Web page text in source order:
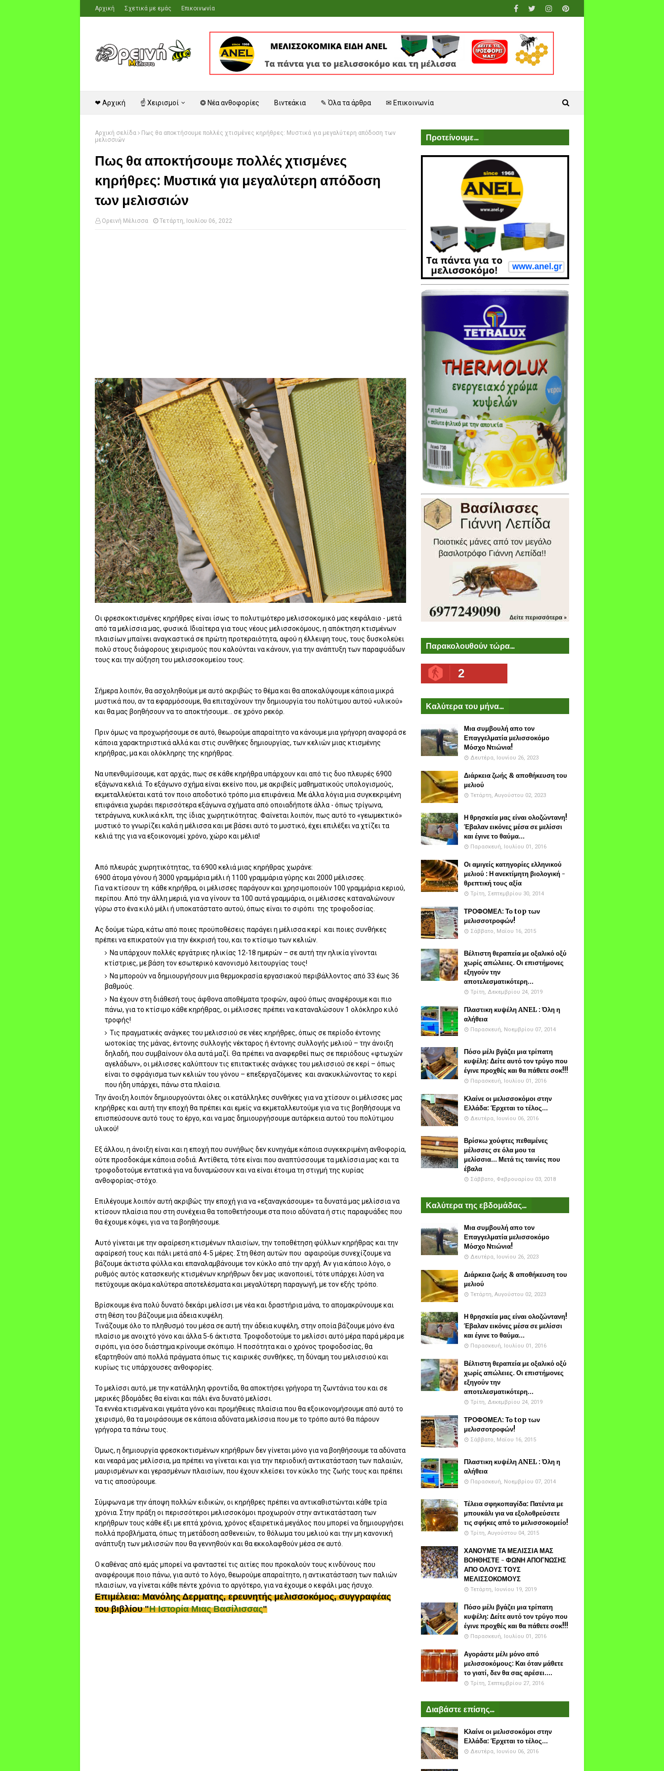
Αρχική Σχετικά με εμάς Επικοινωνία
❤ Αρχική ☝ Χειρισμοί ❂ Νέα ανθοφορίες Βιντεάκια ✎ Όλα τα άρθρα ✉ Επικοινωνία
Αρχική σελίδα
Πως θα αποκτήσουμε πολλές χτισμένες κηρήθρες: Μυστικά για μεγαλύτερη απόδοση των
μελισσιών
Πως θα αποκτήσουμε πολλές χτισμένες
κηρήθρες: Μυστικά για μεγαλύτερη απόδοση
των μελισσιών
Ορεινή Μέλισσα Τετάρτη, Ιουλίου 06, 2022
Οι φρεσκοκτισμένες κηρήθρες είναι ίσως το πολυτιμότερο μελισσοκομικό μας κεφάλαιο - μετά
από τα μελίσσια μας, φυσικά. Ιδιαίτερα για τους νέους μελισσοκόμους, η απόκτηση κτισμένων
πλαισίων μπαίνει αναγκαστικά σε πρώτη προτεραιότητα, αφού η έλλειψη τους, τους δυσκολεύει
πολύ στους διάφορους χειρισμούς που καλούνται να κάνουν, για την ανάπτυξη των παραφυάδων
τους και την αύξηση του μελισσοκομείου τους.
Σήμερα λοιπόν, θα ασχοληθούμε με αυτό ακριβώς το θέμα και θα αποκαλύψουμε κάποια μικρά
μυστικά που, αν τα εφαρμόσουμε, θα επιταχύνουν την δημιουργία του πολύτιμου αυτού «υλικού»
και θα μας βοηθήσουν να το αποκτήσουμε... σε χρόνο ρεκόρ.
Πριν όμως να προχωρήσουμε σε αυτό, θεωρούμε απαραίτητο να κάνουμε μια γρήγορη αναφορά σε
κάποια χαρακτηριστικά αλλά και στις συνθήκες δημιουργίας, των κελιών μιας κτισμένης
κηρήθρας, μα και ολόκληρης της κηρήθρας.
Να υπενθυμίσουμε, κατ αρχάς, πως σε κάθε κηρήθρα υπάρχουν και από τις δυο πλευρές 6900
εξάγωνα κελιά. Το εξάγωνο σχήμα είναι εκείνο που, με ακριβείς μαθηματικούς υπολογισμούς,
εκμεταλλεύεται κατά τον ποιο αποδοτικό τρόπο μια επιφάνεια. Με άλλα λόγια μια συγκεκριμένη
επιφάνεια χωράει περισσότερα εξάγωνα σχήματα από οποιαδήποτε άλλα - όπως τρίγωνα,
τετράγωνα, κυκλικά κλπ, της ίδιας χωρητικότητας. Φαίνεται λοιπόν, πως αυτό το «γεωμεκτικό»
μυστικό το γνωρίζει καλά η μέλισσα και με βάσει αυτό το μυστικό, έχει επιλέξει να χτίζει τα
κελιά της για να εξοικονομεί χρόνο, χώρο και μέλια!
Από πλευράς χωρητικότητας, τα 6900 κελιά μιας κηρήθρας χωράνε:
6900 άτομα γόνου ή 3000 γραμμάρια μέλι ή 1100 γραμμάρια γύρης και 2000 μέλισσες.
Για να κτίσουν τη κάθε κηρήθρα, οι μέλισσες παράγουν και χρησιμοποιούν 100 γραμμάρια κεριού,
περίπου. Από την άλλη μεριά, για να γίνουν τα 100 αυτά γραμμάρια, οι μέλισσες καταναλώνουν
γύρω στο ένα κιλό μέλι ή υποκατάστατο αυτού, όπως είναι το σιρόπι της τροφοδοσίας.
Ας δούμε τώρα, κάτω από ποιες προϋποθέσεις παράγει η μέλισσα κερί και ποιες συνθήκες
πρέπει να επικρατούν για την έκκρισή του, και το κτίσιμο των κελιών.
Να υπάρχουν πολλές εργάτριες ηλικίας 12-18 ημερών – σε αυτή την ηλικία γίνονται
κτίστριες, με βάση τον εσωτερικό κανονισμό λειτουργίας τους!
Να μπορούν να δημιουργήσουν μια θερμοκρασία εργασιακού περιβάλλοντος από 33 έως 36
βαθμούς.
Να έχουν στη διάθεσή τους άφθονα αποθέματα τροφών, αφού όπως αναφέρουμε και πιο
πάνω, για το κτίσιμο κάθε κηρήθρας, οι μέλισσες πρέπει να καταναλώσουν 1 ολόκληρο κιλό
τροφής!
Τις πραγματικές ανάγκες του μελισσιού σε νέες κηρήθρες, όπως σε περίοδο έντονης
ωοτοκίας της μάνας, έντονης συλλογής νέκταρος ή έντονης συλλογής μελιού – την άνοιξη
δηλαδή, που συμβαίνουν όλα αυτά μαζί. Θα πρέπει να αναφερθεί πως σε περιόδους «φτωχών
αγελάδων», οι μέλισσες καλύπτουν τις επιτακτικές ανάγκες του μελισσιού σε κερί – όπως
είναι το σφράγισμα των κελιών του γόνου – επεξεργαζόμενες και ανακυκλώνοντας το κερί
που ήδη υπάρχει, πάνω στα πλαίσια.
Την άνοιξη λοιπόν δημιουργούνται όλες οι κατάλληλες συνθήκες για να χτίσουν οι μέλισσες μας
κηρήθρες και αυτή την εποχή θα πρέπει και εμείς να εκμεταλλευτούμε για να τις βοηθήσουμε να
επισπεύσουνε αυτό τους το έργο, και να μας δημιουργήσουμε αυτάρκεια αυτού του πολύτιμου
υλικού!
Εξ άλλου, η άνοιξη είναι και η εποχή που συνήθως δεν κυνηγάμε κάποια συγκεκριμένη ανθοφορία,
ούτε προσδοκάμε κάποια σοδιά. Αντίθετα, τότε είναι που αναπτύσσουμε τα μελίσσια μας και τα
τροφοδοτούμε εντατικά για να δυναμώσουν και να είναι έτοιμα τη στιγμή της κυρίας
ανθοφορίας-στόχο.
Επιλέγουμε λοιπόν αυτή ακριβώς την εποχή για να «εξαναγκάσουμε» τα δυνατά μας μελίσσια να
κτίσουν πλαίσια που στη συνέχεια θα τοποθετήσουμε στα ποιο αδύνατα ή στις παραφυάδες που
θα έχουμε κόψει, για να τα βοηθήσουμε.
Αυτό γίνεται με την αφαίρεση κτισμένων πλαισίων, την τοποθέτηση φύλλων κηρήθρας και την
αφαίρεσή τους και πάλι μετά από 4-5 μέρες. Στη θέση αυτών που αφαιρούμε συνεχίζουμε να
βάζουμε άκτιστα φύλλα και επαναλαμβάνουμε τον κύκλο από την αρχή. Αν για κάποιο λόγο, ο
ρυθμός αυτός κατασκευής κτισμένων κηρήθρων δεν μας ικανοποιεί, τότε υπάρχει λύση να
πετύχουμε ακόμα καλύτερα αποτελέσματα και μεγαλύτερη παραγωγή, με τον εξής τρόπο.
Βρίσκουμε ένα πολύ δυνατό δεκάρι μελίσσι με νέα και δραστήρια μάνα, το απομακρύνουμε και
στη θέση του βάζουμε μια άδεια κυψέλη.
Τινάζουμε όλο το πληθυσμό του μέσα σε αυτή την άδεια κυψέλη, στην οποία βάζουμε μόνο ένα
πλαίσιο με ανοιχτό γόνο και άλλα 5-6 άκτιστα. Τροφοδοτούμε το μελίσσι αυτό μέρα παρά μέρα με
σιρόπι, για όσο διάστημα κρίνουμε σκόπιμο. Η ποσότητα και ο χρόνος τροφοδοσίας, θα
εξαρτηθούν από πολλά πράγματα όπως τις καιρικές συνθήκες, τη δύναμη του μελισσιού και
κυρίως τις υπάρχουσες ανθοφορίες.
Το μελίσσι αυτό, με την κατάλληλη φροντίδα, θα αποκτήσει γρήγορα τη ζωντάνια του και σε
μερικές βδομάδες θα είναι και πάλι ένα δυνατό μελίσσι.
Τα εννέα κτισμένα και γεμάτα γόνο και προμήθειες πλαίσια που θα εξοικονομήσουμε από αυτό το
χειρισμό, θα τα μοιράσουμε σε κάποια αδύνατα μελίσσια που με το τρόπο αυτό θα πάρουν
γρήγορα τα πάνω τους.
Όμως, η δημιουργία φρεσκοκτισμένων κηρήθρων δεν γίνεται μόνο για να βοηθήσουμε τα αδύνατα
και νεαρά μας μελίσσια, μα πρέπει να γίνεται και για την περιοδική αντικατάσταση των παλαιών,
μαυρισμένων και γερασμένων πλαισίων, που έχουν κλείσει τον κύκλο της ζωής τους και πρέπει
να τις αποσύρουμε.
Σύμφωνα με την άποψη πολλών ειδικών, οι κηρήθρες πρέπει να αντικαθιστώνται κάθε τρία
χρόνια. Στην πράξη οι περισσότεροι μελισσοκόμοι προχωρούν στην αντικατάσταση των
κηρήθρων τους κάθε έξι με επτά χρόνια, χρόνος εξαιρετικά μεγάλος που μπορεί να δημιουργήσει
πολλά προβλήματα, όπως τη μετάδοση ασθενειών, το θόλωμα του μελιού και την μη κανονική
ανάπτυξη των μελισσών που θα γεννηθούν και θα εκκολαφθούν μέσα σε αυτό.
Ο καθένας από εμάς μπορεί να φανταστεί τις αιτίες που προκαλούν τους κινδύνους που
αναφέρουμε ποιο πάνω, για αυτό το λόγο, θεωρούμε απαραίτητο, η αντικατάσταση των παλιών
πλαισίων, να γίνεται κάθε πέντε χρόνια το αργότερο, για να έχουμε ο κεφάλι μας ήσυχο.
Επιμέλεια: Μανόλης Δερματης, ερευνητής μελισσοκόμος, συγγραφέας
του βιβλίου "Η Ιστορία Μιας Βασίλισσας"
Προτείνουμε...
Παρακολουθούν τώρα...
2
Καλύτερα του μήνα...
Μια συμβουλή απο τον
Επαγγελματία μελισσοκόμο
Μόσχο Ντιώνια!
Δευτέρα, Ιουνίου 26, 2023
Διάρκεια ζωής & αποθήκευση του
μελιού
Τετάρτη, Αυγούστου 02, 2023
Η θρησκεία μας είναι ολοζώντανη!
Έβαλαν εικόνες μέσα σε μελίσσι
και έγινε το θαύμα...
Παρασκευή, Ιουλίου 01, 2016
Οι αμιγείς κατηγορίες ελληνικού
μελιού : Η ανεκτίμητη βιολογική -
θρεπτική τους αξία
Τρίτη, Σεπτεμβρίου 30, 2014
ΤΡΟΦΟΜΕΛ: Το top των
μελισσοτροφών!
Σάββατο, Μαΐου 16, 2015
Βέλτιστη θεραπεία με οξαλικό οξύ
χωρίς απώλειες. Οι επιστήμονες
εξηγούν την
αποτελεσματικότερη...
Τρίτη, Δεκεμβρίου 24, 2019
Πλαστικη κυψέλη ANEL : Όλη η
αλήθεια
Παρασκευή, Νοεμβρίου 07, 2014
Πόσο μέλι βγάζει μια τρίπατη
κυψέλη: Δείτε αυτό τον τρύγο που
έγινε προχθές και θα πάθετε σοκ!!!
Παρασκευή, Ιουλίου 01, 2016
Κλαίνε οι μελισσοκόμοι στην
Ελλάδα: Έρχεται το τέλος...
Δευτέρα, Ιουνίου 06, 2016
Βρίσκω χούφτες πεθαμένες
μέλισσες σε όλα μου τα
μελίσσια... Μετά τις ταινίες που
έβαλα
Σάββατο, Φεβρουαρίου 03, 2018
Καλύτερα της εβδομάδας...
Μια συμβουλή απο τον
Επαγγελματία μελισσοκόμο
Μόσχο Ντιώνια!
Δευτέρα, Ιουνίου 26, 2023
Διάρκεια ζωής & αποθήκευση του
μελιού
Τετάρτη, Αυγούστου 02, 2023
Η θρησκεία μας είναι ολοζώντανη!
Έβαλαν εικόνες μέσα σε μελίσσι
και έγινε το θαύμα...
Παρασκευή, Ιουλίου 01, 2016
Βέλτιστη θεραπεία με οξαλικό οξύ
χωρίς απώλειες. Οι επιστήμονες
εξηγούν την
αποτελεσματικότερη...
Τρίτη, Δεκεμβρίου 24, 2019
ΤΡΟΦΟΜΕΛ: Το top των
μελισσοτροφών!
Σάββατο, Μαΐου 16, 2015
Πλαστικη κυψέλη ANEL : Όλη η
αλήθεια
Παρασκευή, Νοεμβρίου 07, 2014
Τέλεια σφηκοπαγίδα: Πατέντα με
μπουκάλι για να εξολοθρεύσετε
τις σφήκες από το μελισσοκομείο!
Τρίτη, Αυγούστου 04, 2015
ΧΑΝΟΥΜΕ ΤΑ ΜΕΛΙΣΣΙΑ ΜΑΣ
ΒΟΗΘΗΣΤΕ - ΦΩΝΗ ΑΠΟΓΝΩΣΗΣ
ΑΠΟ ΟΛΟΥΣ ΤΟΥΣ
ΜΕΛΙΣΣΟΚΟΜΟΥΣ
Τετάρτη, Ιουνίου 19, 2019
Πόσο μέλι βγάζει μια τρίπατη
κυψέλη: Δείτε αυτό τον τρύγο που
έγινε προχθές και θα πάθετε σοκ!!!
Παρασκευή, Ιουλίου 01, 2016
Αγοράστε μέλι μόνο από
μελισσοκόμους: Και όταν μάθετε
το γιατί, δεν θα σας αρέσει....
Τρίτη, Σεπτεμβρίου 27, 2016
Διαβάστε επίσης...
Κλαίνε οι μελισσοκόμοι στην
Ελλάδα: Έρχεται το τέλος...
Δευτέρα, Ιουνίου 06, 2016